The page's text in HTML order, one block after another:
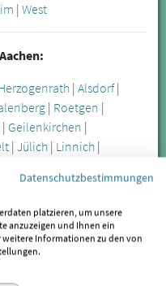
| West
| Alsdorf|
| Roetgen |
| Geilenkirchen |
| Jülich | Linnich |
wird oft erst spät
Behandler in
Symptome
Datenschutzbestimmungen
platzieren, um unsere
anzuzeigen und Ihnen ein
weitere Informationen zu den von